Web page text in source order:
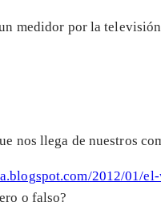
medidor por la
nos llega de nuestros
2012/01/
o falso?